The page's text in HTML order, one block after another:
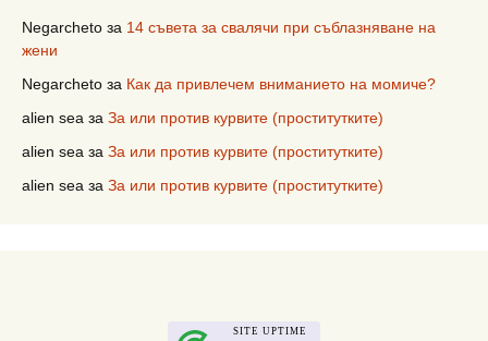
Negarcheto за 14 съвета за свалячи при съблазняване на
жени
Negarcheto за Как да привлечем вниманието на момиче?
alien sea за За или против курвите (проститутките)
alien sea за За или против курвите (проститутките)
alien sea за За или против курвите (проститутките)